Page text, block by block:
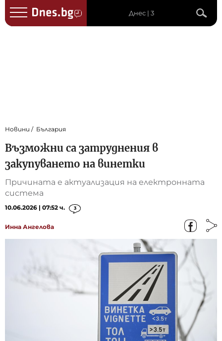
Днес | 3
Новини България
Възможни са затруднения в
закупуването на винетки
Причината е актуализация на електронната
система
10.06.2026 | 07:52 ч. 3
Инна Ангелова